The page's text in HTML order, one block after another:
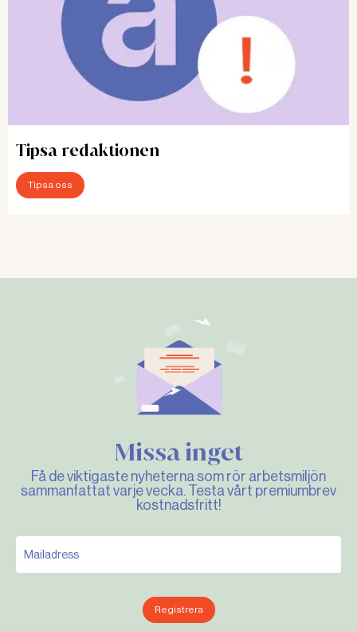
Tipsa redaktionen
Tipsa oss
Missa inget
Få de viktigaste nyheterna som rör arbetsmiljön
sammanfattat varje vecka. Testa vårt premiumbrev
kostnadsfritt!
Registrera